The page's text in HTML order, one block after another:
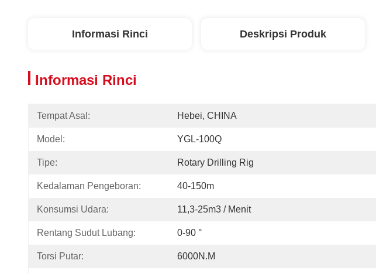
Informasi Rinci Deskripsi Produk
Informasi Rinci
Tempat Asal: Hebei, CHINA
Model: YGL-100Q
Tipe: Rotary Drilling Rig
Kedalaman Pengeboran: 40-150m
Konsumsi Udara: 11,3-25m3 / Menit
Rentang Sudut Lubang: 0-90 °
Torsi Putar: 6000N.m